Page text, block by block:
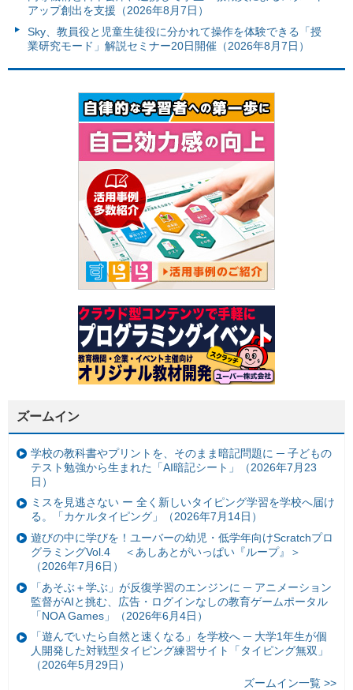
アップ創出を支援（2026年8月7日）
Sky、教員役と児童生徒役に分かれて操作を体験できる「授
業研究モード」解説セミナー20日開催（2026年8月7日）
ズームイン
学校の教科書やプリントを、そのまま暗記問題に ─ 子どもの
テスト勉強から生まれた「AI暗記シート」（2026年7月23
日）
ミスを見逃さない ー 全く新しいタイピング学習を学校へ届け
る。「カケルタイピング」（2026年7月14日）
遊びの中に学びを！ユーバーの幼児・低学年向けScratchプロ
グラミングVol.4 ＜あしあとがいっぱい『ループ』＞
（2026年7月6日）
「あそぶ＋学ぶ」が反復学習のエンジンに ─ アニメーション
監督がAIと挑む、広告・ログインなしの教育ゲームポータル
「NOA Games」（2026年6月4日）
「遊んでいたら自然と速くなる」を学校へ ─ 大学1年生が個
人開発した対戦型タイピング練習サイト「タイピング無双」
（2026年5月29日）
ズームイン一覧 >>